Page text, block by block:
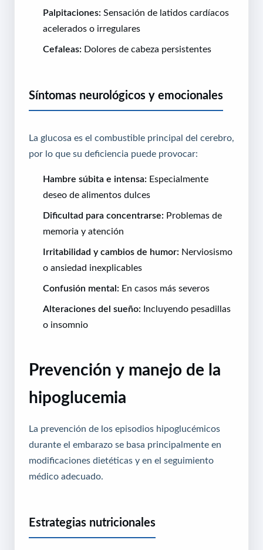
Palpitaciones: Sensación de latidos cardíacos
acelerados o irregulares
Cefaleas: Dolores de cabeza persistentes
Síntomas neurológicos y emocionales
La glucosa es el combustible principal del cerebro,
por lo que su deficiencia puede provocar:
Hambre súbita e intensa: Especialmente
deseo de alimentos dulces
Dificultad para concentrarse: Problemas de
memoria y atención
Irritabilidad y cambios de humor: Nerviosismo
o ansiedad inexplicables
Confusión mental: En casos más severos
Alteraciones del sueño: Incluyendo pesadillas
o insomnio
Prevención y manejo de la
hipoglucemia
La prevención de los episodios hipoglucémicos
durante el embarazo se basa principalmente en
modificaciones dietéticas y en el seguimiento
médico adecuado.
Estrategias nutricionales